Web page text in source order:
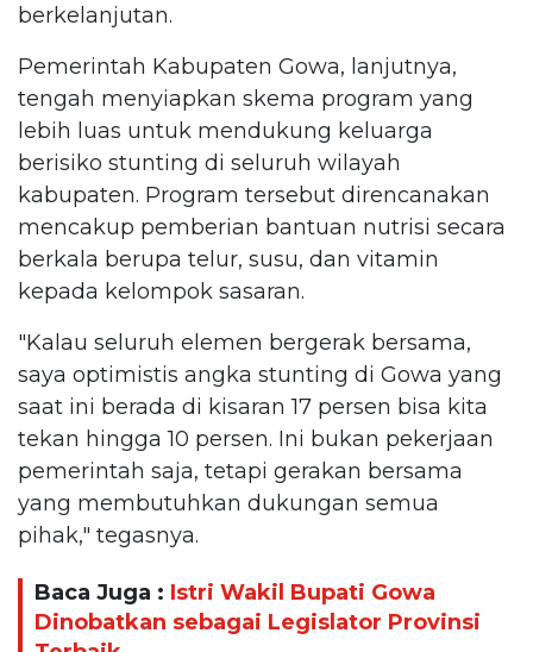
berkelanjutan.
Pemerintah Kabupaten Gowa, lanjutnya,
tengah menyiapkan skema program yang
lebih luas untuk mendukung keluarga
berisiko stunting di seluruh wilayah
kabupaten. Program tersebut direncanakan
mencakup pemberian bantuan nutrisi secara
berkala berupa telur, susu, dan vitamin
kepada kelompok sasaran.
"Kalau seluruh elemen bergerak bersama,
saya optimistis angka stunting di Gowa yang
saat ini berada di kisaran 17 persen bisa kita
tekan hingga 10 persen. Ini bukan pekerjaan
pemerintah saja, tetapi gerakan bersama
yang membutuhkan dukungan semua
pihak," tegasnya.
Baca Juga : Istri Wakil Bupati Gowa
Dinobatkan sebagai Legislator Provinsi